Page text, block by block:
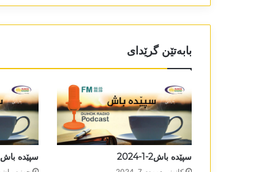
بابەتێن گرێدای
سپێدە باش2-1-2024 سپێدە باش 19-6-2025